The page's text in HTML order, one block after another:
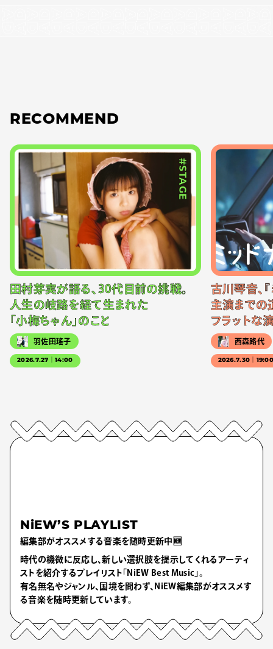
RECOMMEND
#STAGE
田村芽実が語る、30代目前の挑戦。
人生の岐路を経て生まれた
「小梅ちゃん」のこと
羽佐田瑤子
2026.7.27｜14:00
古川琴音、
主演までの
フラットな
西森路代
2026.7.30｜
NiEW’S PLAYLIST
編集部がオススメする音楽を随時更新中🆕
時代の機微に反応し、新しい選択肢を提示してくれるアーティ
ストを紹介するプレイリスト「NiEW Best Music」。
有名無名やジャンル、国境を問わず、NiEW編集部がオススメす
る音楽を随時更新しています。